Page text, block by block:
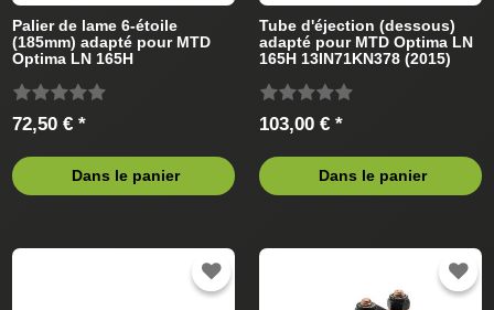
Palier de lame 6-étoile
(185mm) adapté pour MTD
Optima LN 165H
de pelouse
72,50 € *
Dans le panier
Tube d'éjection (dessous)
adapté pour MTD Optima LN
165H 13IN71KN378 (2015)
103,00 € *
Dans le panier